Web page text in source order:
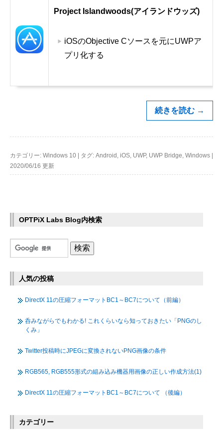
Project Islandwoods(アイランドウッズ)
iOSのObjective Cソースを元にUWPア
プリ化する
続きを読む →
カテゴリー: Windows 10 | タグ: Android iOS UWP, UWP Bridge Windows |
2020/06/16 更新
OPTPiX Labs Blog内検索
人気の投稿
DirectX 11の圧縮フォーマットBC1～BC7について（前編）
呑みながらでもわかる! これくらいなら知っておきたい「PNGのし
くみ」
Twitter投稿時にJPEGに変換されないPNG画像の条件
RGB565, RGB555形式の組み込み機器用画像の正しい作成方法(1)
DirectX 11の圧縮フォーマットBC1～BC7について （後編）
カテゴリー